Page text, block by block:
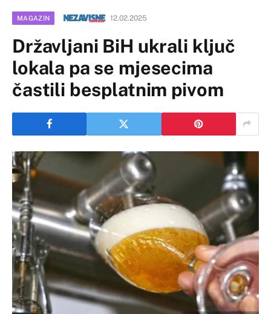
MAGAZIN 12.02.2025
Državljani BiH ukrali ključ
lokala pa se mjesecima
častili besplatnim pivom